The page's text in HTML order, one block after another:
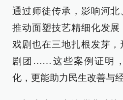
通过师徒传承，影响河北
推动面塑技艺精细化发
戏剧也在三地扎根发芽
剧团……这些案例证明
化，更能助力民生改善与